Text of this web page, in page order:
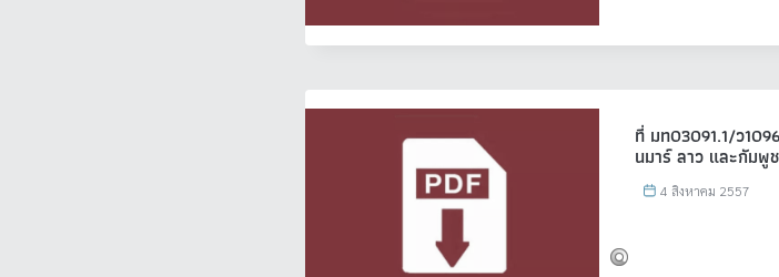
ที่ มท03091.1/ว
นมาร์ ลาว และกัมพู
4 สิงหาคม 2557